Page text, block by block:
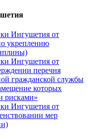
Ингушетия от
укреплению
Ингушетия от
перечня
гражданской службы
которых
рисками»
Ингушетия от
мер